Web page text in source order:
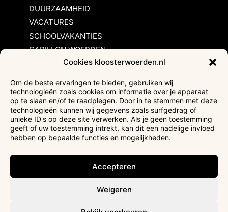
Cookies kloosterwoerden.nl
Om de beste ervaringen te bieden, gebruiken wij
technologieën zoals cookies om informatie over je apparaat
op te slaan en/of te raadplegen. Door in te stemmen met deze
technologieën kunnen wij gegevens zoals surfgedrag of
unieke ID's op deze site verwerken. Als je geen toestemming
geeft of uw toestemming intrekt, kan dit een nadelige invloed
hebben op bepaalde functies en mogelijkheden.
Accepteren
Weigeren
DUURZAAMHEID
VACATURES
SCHOOLVAKANTIES
CARILLON WOERDEN
Inschrijvingsvoorwaarden
Bezoekersvoorwaarden
Huurvoorwaarden
Privacyverklaring
Ticketverkoop